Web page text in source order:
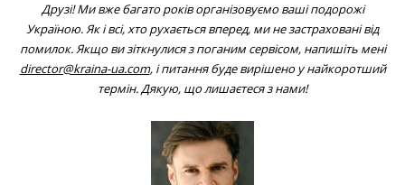
Друзі! Ми вже багато років організовуємо ваші подорожі
Україною. Як і всі, хто рухається вперед, ми не застраховані від
помилок. Якщо ви зіткнулися з поганим сервісом, напишіть мені
director@kraina-ua.com, і питання буде вирішено у найкоротший
термін. Дякую, що лишаєтеся з нами!